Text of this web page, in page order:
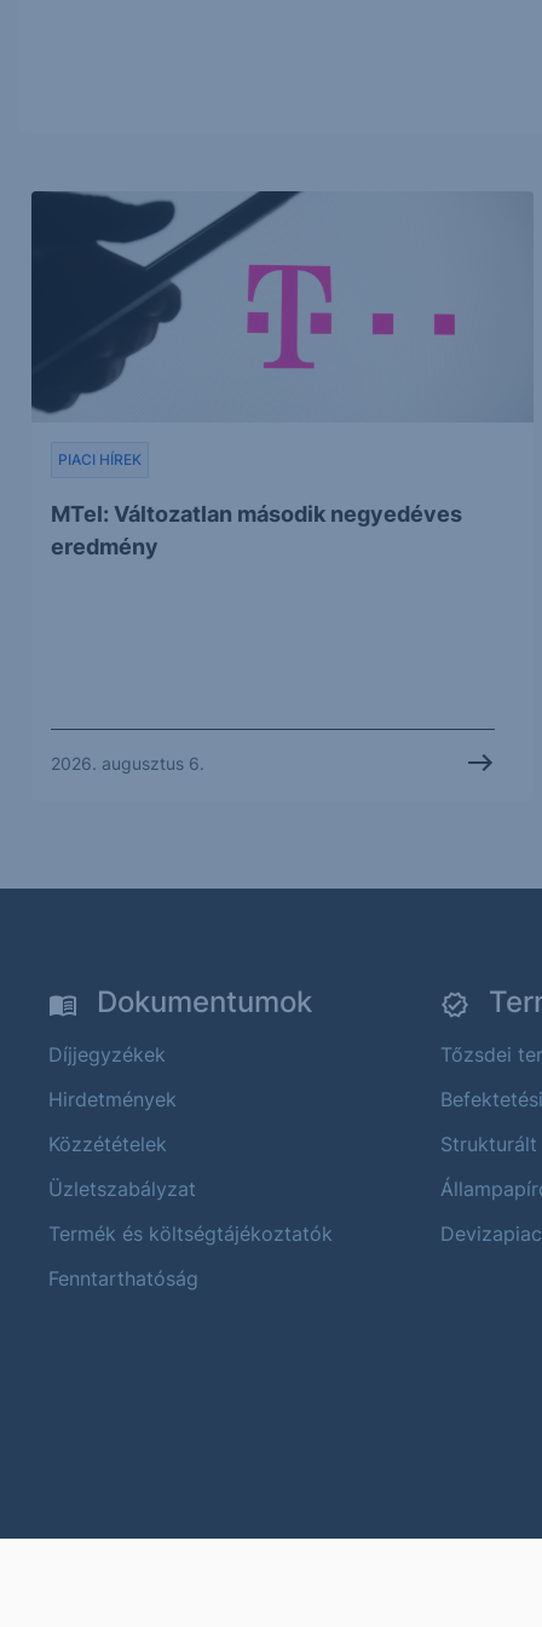
MTel: Változatlan második negyedéves
eredmény
PIACI HÍREK
2026. augusztus 6.
Dokumentumok
Díjjegyzékek
Hirdetmények
Közzétételek
Üzletszabályzat
Termék és költségtájékoztatók
Fenntarthatóság
Tőzsdei
Devizapiac